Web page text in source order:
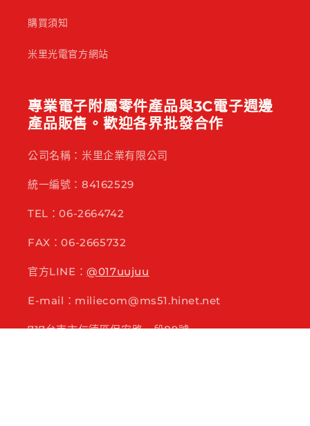
購買須知
米里光電官方網站
專業電子附屬零件產品與3C電子週邊
產品販售。歡迎各界批發合作
公司名稱：米里企業有限公司
統一編號：84162529
TEL：06-2664742
FAX：06-2665732
官方LINE：@017uujuu
E-mail：miliecom@ms51.hinet.net
717台南市仁德區保安路一段89號